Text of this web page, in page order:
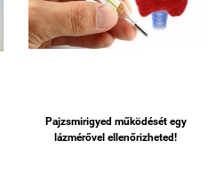
Pajzsmirigyed működését egy
lázmérővel ellenőrizheted!